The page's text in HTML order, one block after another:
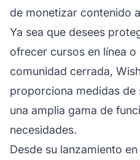
de monetizar contenido
Ya sea que desees
ofrecer cursos en línea o
comunidad cerrada,
proporciona medidas
una amplia gama de
necesidades.
Desde su lanzamiento